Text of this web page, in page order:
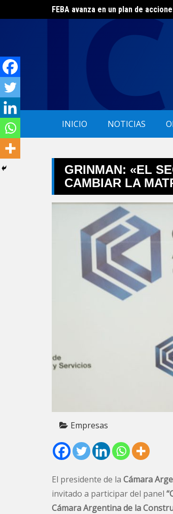
to
El ERAS continúa con el
INICIO NOTICIAS
GRINMAN: «EL
CAMBIAR LA
Empresas
El presidente de la Cámara
invitado a participar del panel
Cámara Argentina de la